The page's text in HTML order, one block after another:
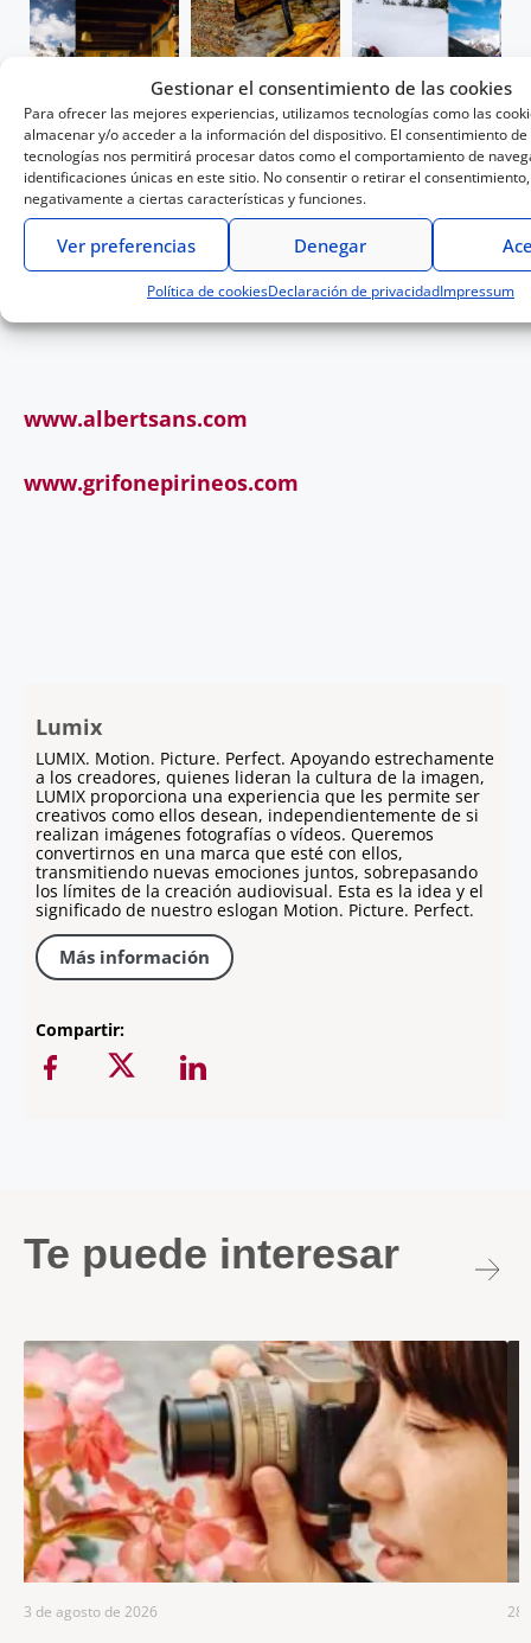
Gestionar el consentimiento de las cookies
Para ofrecer las mejores experiencias, utilizamos tecnologías como las
almacenar y/o acceder a la información del dispositivo. El consentimiento de
tecnologías nos permitirá procesar datos como el comportamiento de
identificaciones únicas en este sitio. No consentir o retirar el
negativamente a ciertas características y funciones.
Denegar
Ver preferencias
Política de cookiesDeclaración de privacidadImpressum
www.albertsans.com
www.grifonepirineos.com
Lumix
LUMIX. Motion. Picture. Perfect. Apoyando estrechamente
a los creadores, quienes lideran la cultura de la imagen,
LUMIX proporciona una experiencia que les permite ser
creativos como ellos desean, independientemente de si
realizan imágenes fotografías o vídeos. Queremos
convertirnos en una marca que esté con ellos,
transmitiendo nuevas emociones juntos, sobrepasando
los límites de la creación audiovisual. Esta es la idea y el
significado de nuestro eslogan Motion. Picture. Perfect.
Más información
Compartir:
Te puede interesar
3 de agosto de 2026 28